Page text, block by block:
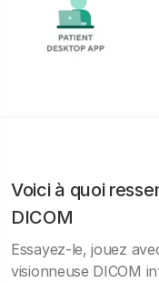
Voici à quoi
DICOM
Essayez-le, jouez
visionneuse DICOM